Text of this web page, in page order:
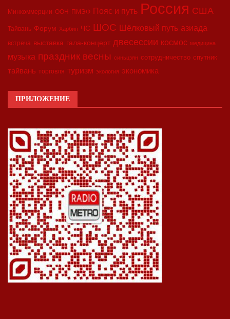
Минкоммерции ООН ПМЭФ Пояс и путь Россия США
Тайвань Форум Харбин ЧС ШОС Шёлковый путь азиада
встреча выставка гала-концерт двесессии космос медицина
музыка праздник весны синьцзян сотрудничество спутник
тайвань торговля туризм экология экономика
ПРИЛОЖЕНИЕ